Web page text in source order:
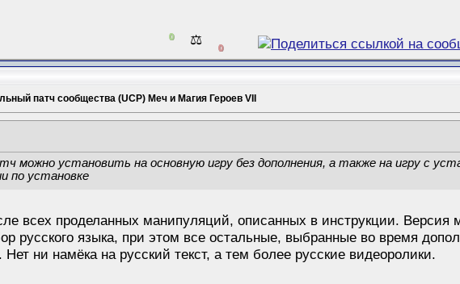
0 ⚖️ 0
патч сообщества (UCP) Меч и Магия Героев VII
можно установить на основную игру без дополнения, а также на игру с
по установке
всех проделанных манипуляций, описанных в инструкции.
русского языка, при этом все остальные, выбранные во время
ни намёка на русский текст, а тем более русские видеоролики.